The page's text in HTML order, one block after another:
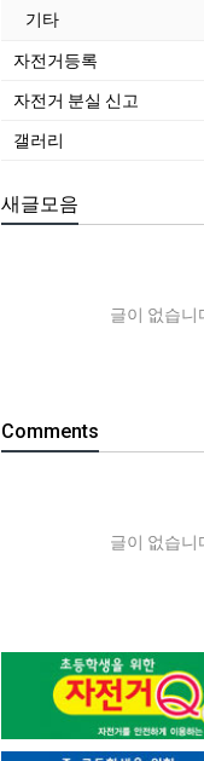
기타
자전거등록
자전거 분실 신고
갤러리
새글모음
글이 없습니
Comments
글이 없습니